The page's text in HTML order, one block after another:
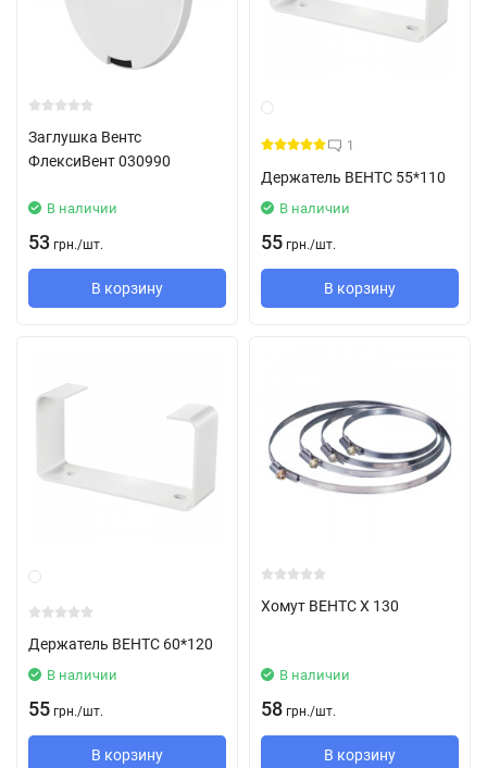
Заглушка Вентс
ФлексиВент 030990
В наличии
53 грн./шт.
В корзину
1
Держатель ВЕНТС 55*110
В наличии
55 грн./шт.
В корзину
Держатель ВЕНТС 60*120
В наличии
55 грн./шт.
В корзину
Хомут ВЕНТС Х 130
В наличии
58 грн./шт.
В корзину